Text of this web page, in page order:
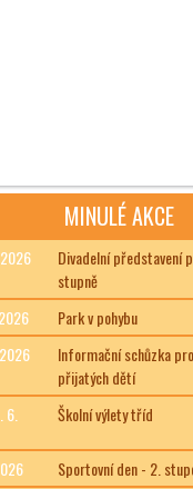
MINULÉ AKCE
Divadelní představení
stupně
Park v pohybu
Informační schůzka
přijatých dětí
6.
Školní výlety tříd
Sportovní den - 2.